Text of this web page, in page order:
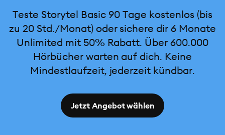
Teste Storytel Basic 90 Tage kostenlos (bis
zu 20 Std./Monat) oder sichere dir 6 Monate
Unlimited mit 50% Rabatt. Über 600.000
Hörbücher warten auf dich. Keine
Mindestlaufzeit, jederzeit kündbar.
Jetzt Angebot wählen